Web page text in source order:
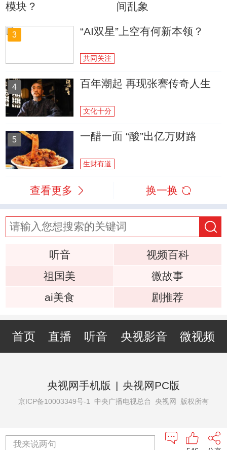
模块？
间乱象
3 “AI双星”上空有何新本领？
共同关注
4 百年潮起 再现张謇传奇人生
文化十分
5 一醋一面 “酸”出亿万财路
生财有道
查看更多 换一换
听音
视频百科
祖国美
微故事
ai美食
剧推荐
首页 直播 听音 央视影音 微视频
央视网手机版 | 央视网PC版
京ICP备10003349号-1 中央广播电视总台 央视网 版权所有
我来说两句